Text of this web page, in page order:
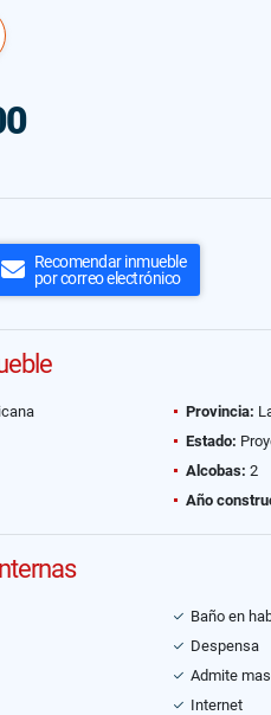
Recomendar inmueble
por correo electrónico
Provincia:
Estado:
Alcobas: 2
Año
Baño en
Despensa
Admite
Internet